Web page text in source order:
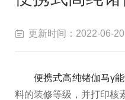
更新时间：2022-06-20
便携式高纯锗伽马γ
料的装修等级，并打印核